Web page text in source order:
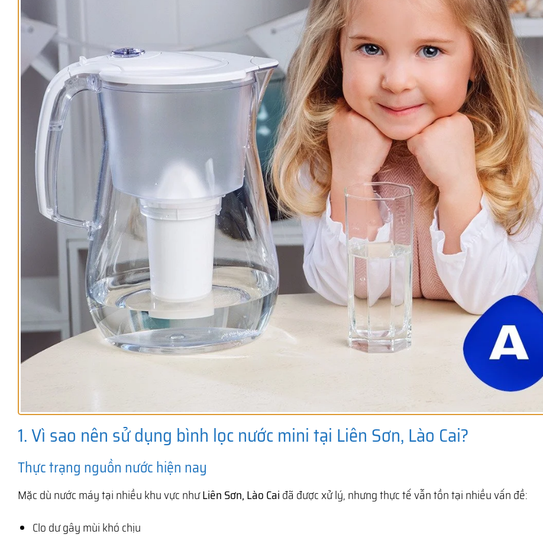
1. Vì sao nên sử dụng bình lọc nước mini tại Liên Sơn, Lào Cai?
Thực trạng nguồn nước hiện nay
Mặc dù nước máy tại nhiều khu vực nhưLiên Sơn, Lào Cai đã được xử lý, nhưng thực tế vẫn tồn tại nhiều vấn đề:
Clo dư gây mùi khó chịu